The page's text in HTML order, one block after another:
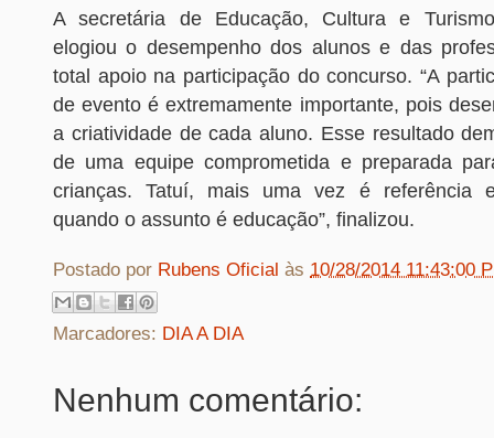
A secretária de Educação, Cultura e
elogiou o desempenho dos alunos e das
total apoio na participação do concurso. “A
de evento é extremamente importante, pois
a criatividade de cada aluno. Esse resultado
de uma equipe comprometida e preparada
crianças. Tatuí, mais uma vez é referência
quando o assunto é educação”, finalizou.
Postado por Rubens Oficial às 10/28/2014 11:43:00
Marcadores: DIA A DIA
Nenhum comentário: